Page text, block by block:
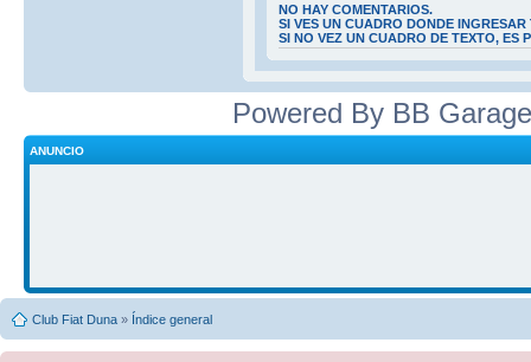
NO HAY COMENTARIOS.
SI VES UN CUADRO DONDE
SI NO VEZ UN CUADRO DE TEXTO, ES
Powered By BB
ANUNCIO
Club Fiat Duna » Índice general